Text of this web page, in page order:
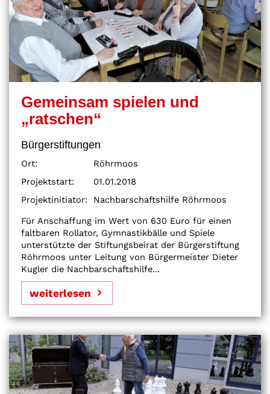
Gemeinsam spielen und
„ratschen“
Bürgerstiftungen
Ort:
Röhrmoos
Projektstart:
01.01.2018
Projektinitiator:
Nachbarschaftshilfe Röhrmoos
Für Anschaffung im Wert von 630 Euro für einen
faltbaren Rollator, Gymnastikbälle und Spiele
unterstützte der Stiftungsbeirat der Bürgerstiftung
Röhrmoos unter Leitung von Bürgermeister Dieter
Kugler die Nachbarschaftshilfe...
weiterlesen